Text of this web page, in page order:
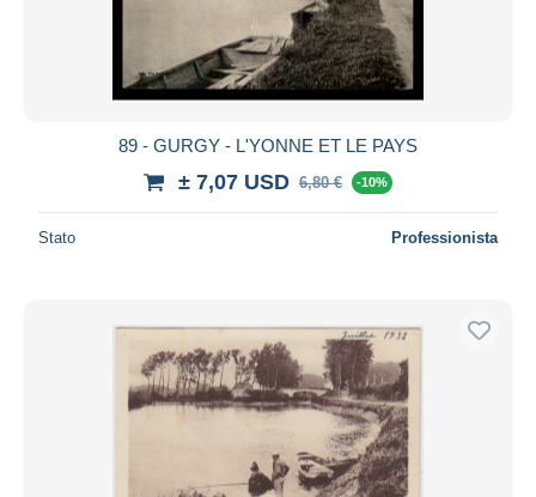
89 - GURGY - L'YONNE ET LE PAYS
± 7,07 USD 6,80 € -10%
Stato Professionista